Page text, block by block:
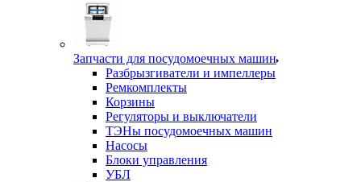
Запчасти для посудомоечных машин
Разбрызгиватели и импеллеры
Ремкомплекты
Корзины
Регуляторы и выключатели
ТЭНы посудомоечных машин
Насосы
Блоки управления
УБЛ